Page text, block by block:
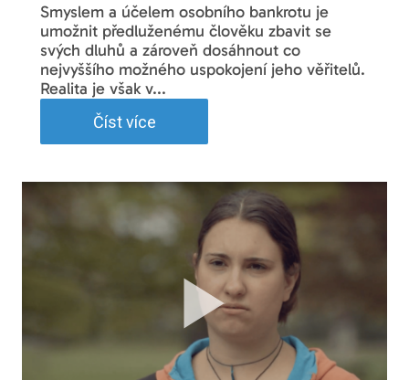
Smyslem a účelem osobního bankrotu je
umožnit předluženému člověku zbavit se
svých dluhů a zároveň dosáhnout co
nejvyššího možného uspokojení jeho věřitelů.
Realita je však v...
Číst více